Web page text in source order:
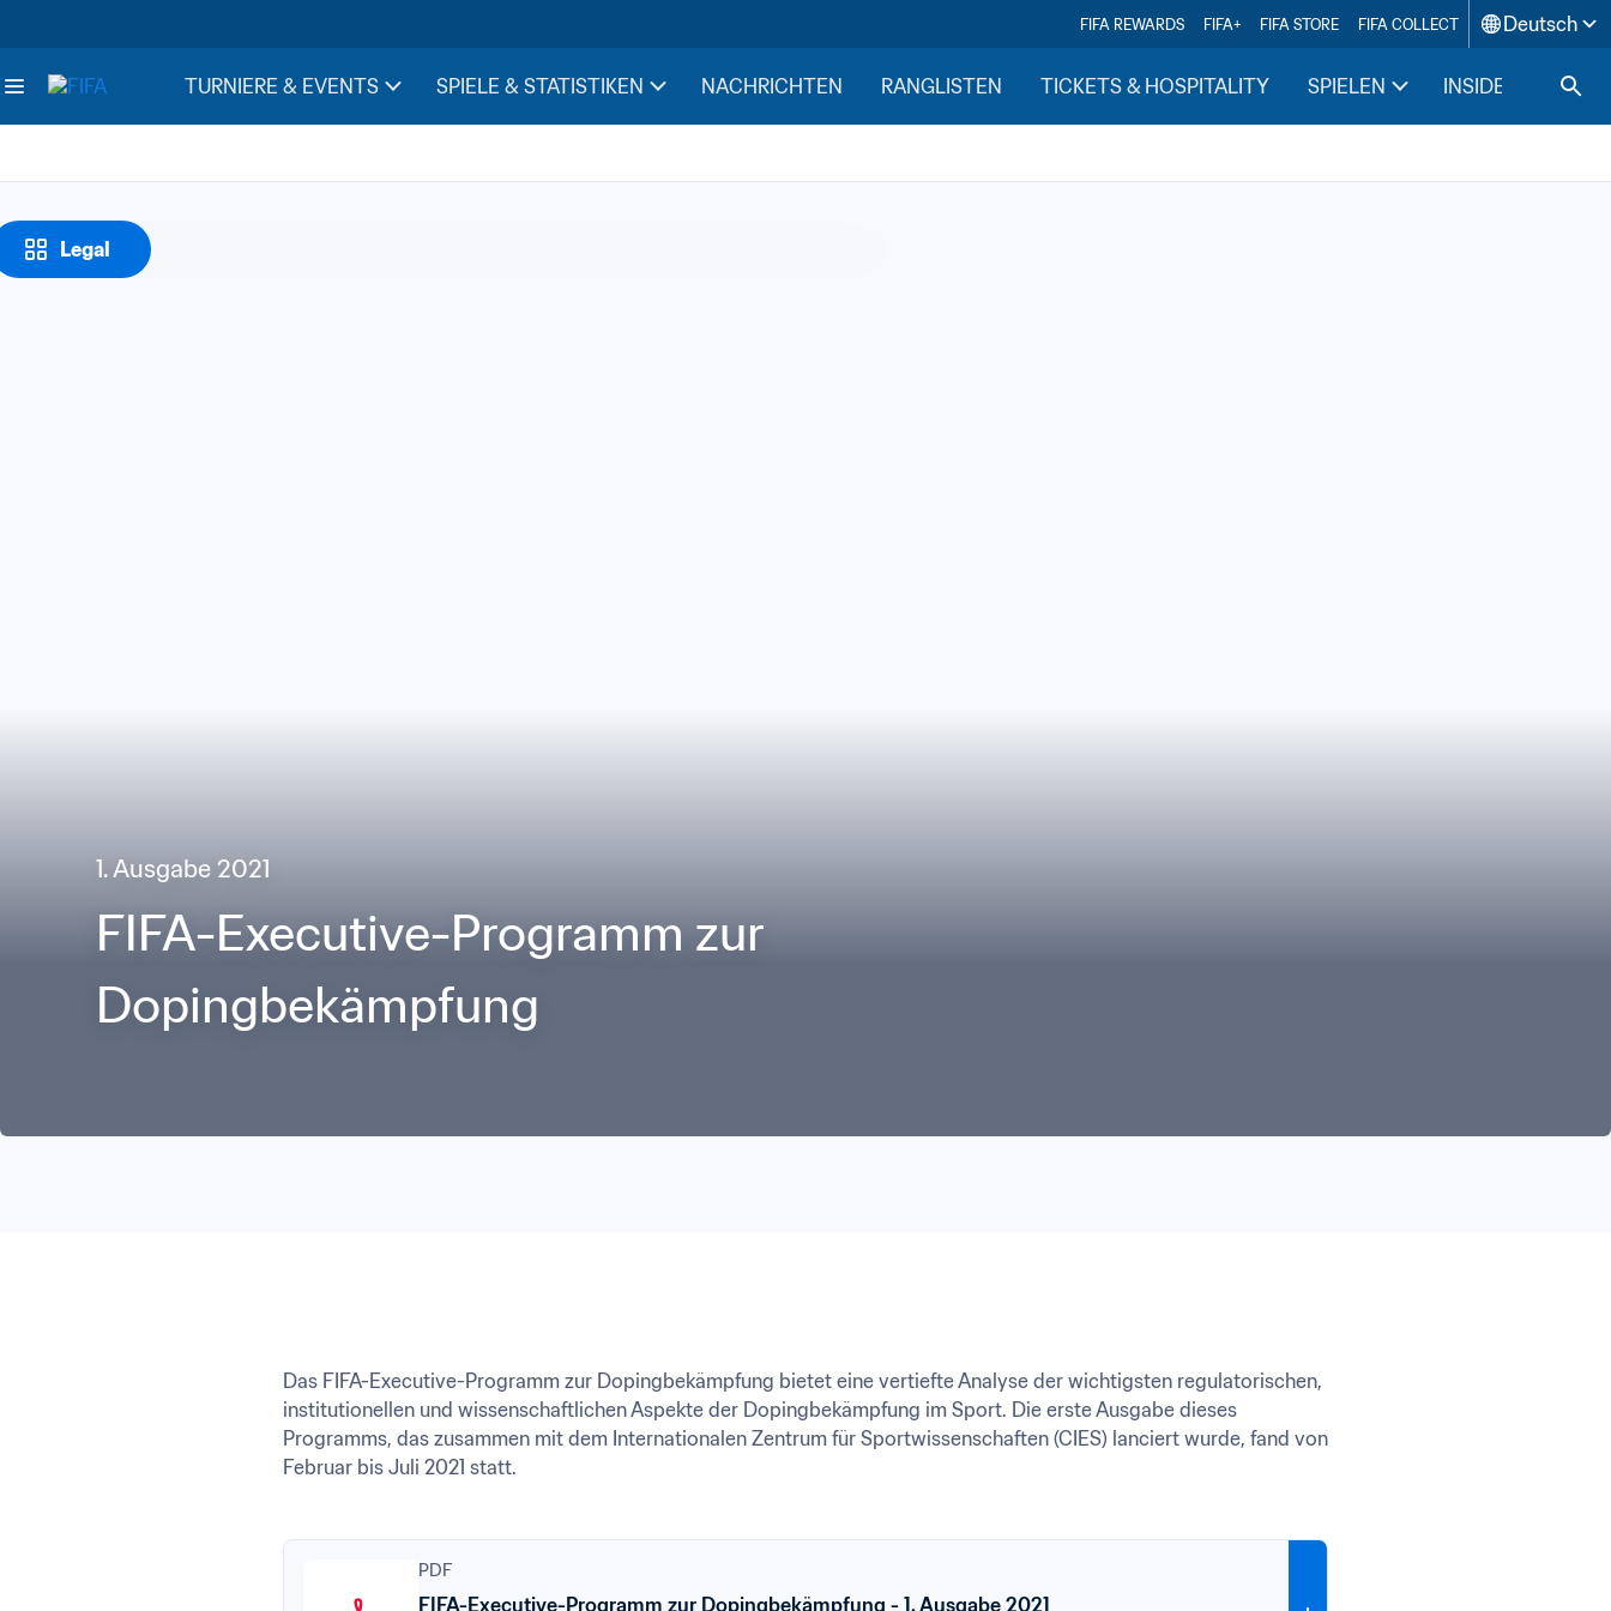
FIFA REWARDS FIFA+ FIFA STORE FIFA COLLECT Deutsch
TURNIERE & EVENTS SPIELE & STATISTIKEN NACHRICHTEN RANGLISTEN TICKETS & HOSPITALITY SPIELEN INSIDE FIFA
Legal
1. Ausgabe 2021
FIFA-Executive-Programm zur
Dopingbekämpfung
Das FIFA-Executive-Programm zur Dopingbekämpfung bietet eine vertiefte Analyse der wichtigsten regulatorischen,
institutionellen und wissenschaftlichen Aspekte der Dopingbekämpfung im Sport. Die erste Ausgabe dieses
Programms, das zusammen mit dem Internationalen Zentrum für Sportwissenschaften (CIES) lanciert wurde, fand von
Februar bis Juli 2021 statt.
PDF
FIFA-Executive-Programm zur Dopingbekämpfung - 1. Ausgabe 2021